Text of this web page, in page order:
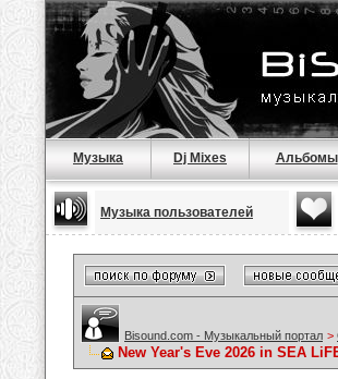
Музыка Dj Mixes Альбомы
Музыка пользователей
Bisound.com - Музыкальный портал >
New Year's Eve 2026 in SEA